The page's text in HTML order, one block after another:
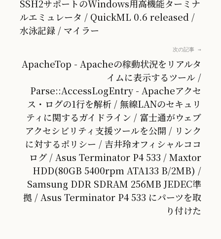
SSH2サポートのWindows用高機能ターミナ
ルエミュレータ / QuickML 0.6 released /
水泳記録 / マイラー
次の記事 →
ApacheTop - Apacheの稼動状況をリアルタ
イムに表示するツール /
Parse::AccessLogEntry - Apacheアクセ
ス・ログの1行を解析 / 無線LANのセキュリ
ティに関するガイドライン / 富士通がウェブ
アクセシビリティ支援ツールを公開 / リンク
に対するポリシー / 吉井玲オフィシャルココ
ログ / Asus Terminator P4 533 / Maxtor
HDD(80GB 5400rpm ATA133 B/2MB) /
Samsung DDR SDRAM 256MB JEDEC準
拠 / Asus Terminator P4 533 にパーツを取
り付けた